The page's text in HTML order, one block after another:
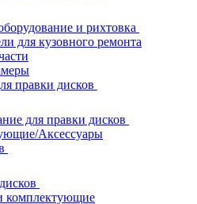
и рихтовка
для кузовного ремонта
правки дисков
для правки дисков
Аксессуары
комплектующие